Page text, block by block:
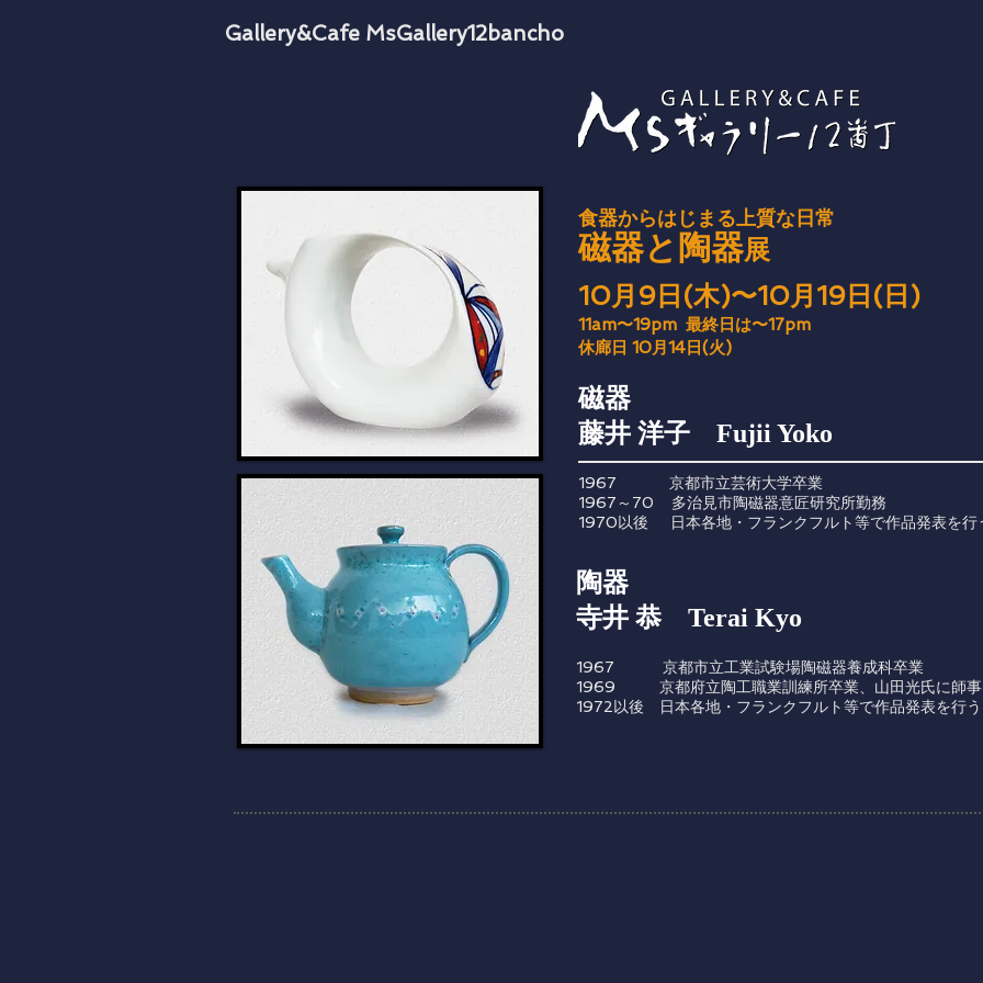
​Gallery &Cafe MsGallery12bancho
1967 京都市立工業試験場陶磁器養成科卒業
1969 京都府立陶工職業訓練所卒業、山田光氏に師事
1972以後 日本各地・フランクフルト等で作品発表を行
陶器
寺井 恭 Terai Kyo
1967 京都市立芸術大学卒業
1967～70 多治見市陶磁器意匠研究所勤務
1970以後 日本各地・フランクフルト等で作品発表を行
磁器
藤井 洋子 Fujii Yoko
10月9日(木)〜10月19日(日)
11am〜19pm 最終日は〜17pm
休廊日 10月14日(火)
食器からはじまる上質な日常
磁器と陶器展